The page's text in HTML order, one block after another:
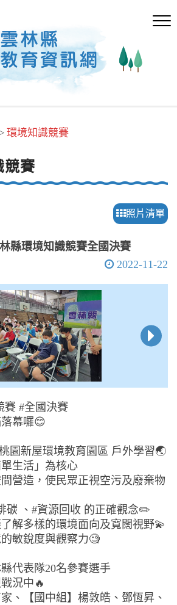
> 環境知識競賽
競賽
照片清單
縣環境知識競賽全國決賽
2022-11-22
賽 #全國決賽
幕囉😊
園新屋環境教育園區 戶外學習🌏
生活」為核心
營造，使民眾正視空污及廢棄物
碳 、#資源回收 的正確觀念✏️
解多樣的環境面向及寬闊視野💫
敏銳度與觀察力🧐
代表隊20名參賽選手
況中🔥
、【國中組】楊敦皓、鄧恆昇、